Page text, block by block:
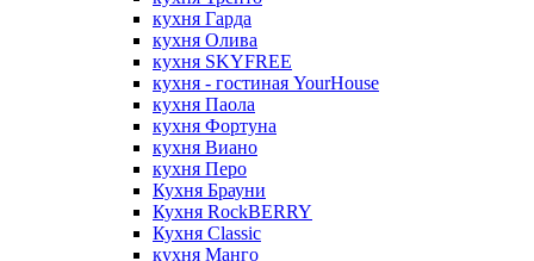
кухня Гарда
кухня Олива
кухня SKYFREE
кухня - гостиная YourHouse
кухня Паола
кухня Фортуна
кухня Виано
кухня Перо
Кухня Брауни
Кухня RockBERRY
Кухня Classic
кухня Манго